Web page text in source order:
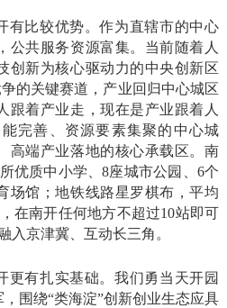
有比较优势。作为直辖市的中心
公共服务资源富集。当前随着人
创新为核心驱动力的中央创新区
的关键赛道，产业回归中心城区
跟着产业走，现在是产业跟着人
完善、资源要素集聚的中心城
高端产业落地的核心承载区。南
优质中小学、8座城市公园、6个
场馆；地铁线路星罗棋布，平均
在南开任何地方不超过10站即可
入京津冀、互动长三角。
更有扎实基础。我们勇当天开园
围绕“类海淀”创新创业生态应具